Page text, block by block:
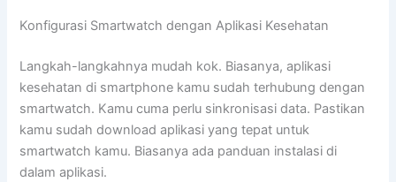
Konfigurasi Smartwatch dengan Aplikasi Kesehatan
Langkah-langkahnya mudah kok. Biasanya, aplikasi
kesehatan di smartphone kamu sudah terhubung dengan
smartwatch. Kamu cuma perlu sinkronisasi data. Pastikan
kamu sudah download aplikasi yang tepat untuk
smartwatch kamu. Biasanya ada panduan instalasi di
dalam aplikasi.